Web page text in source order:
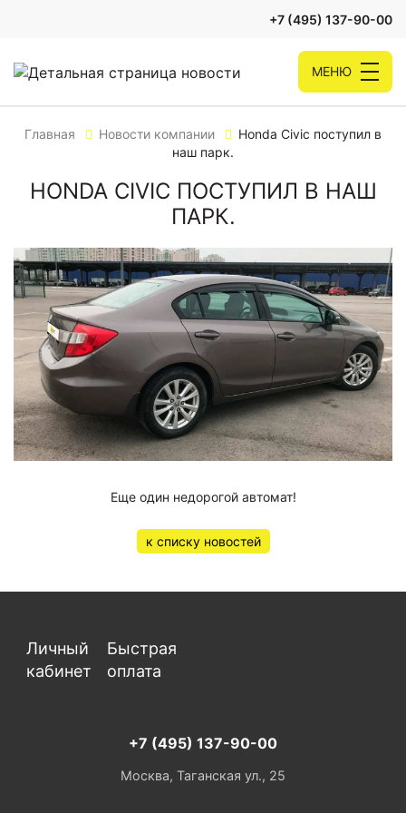
+7 (495) 137-90-00
МЕНЮ
Главная Новости компании
Honda Civic поступил в
наш парк.
HONDA CIVIC ПОСТУПИЛ В НАШ
ПАРК.
Еще один недорогой автомат!
к списку новостей
Личный
кабинет
Быстрая
оплата
+7 (495) 137-90-00
Москва, Таганская ул., 25